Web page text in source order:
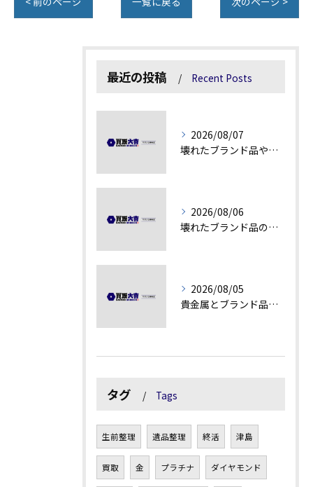
最近の投稿 Recent Posts
2026/08/07
壊れたブランド品や古物の価値を見極める秘訣
2026/08/06
壊れたブランド品の価値を見極める技術とは
2026/08/05
貴金属とブランド品の価値変動を見極める方法
タグ Tags
生前整理 遺品整理 終活 津島
買取 金 プラチナ ダイヤモンド